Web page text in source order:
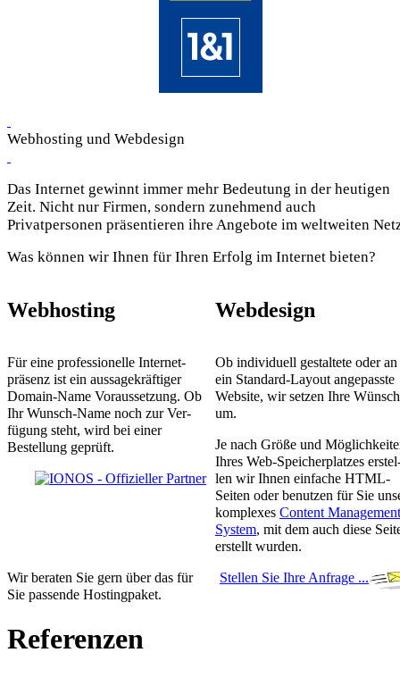
Webhosting und Webdesign
Das Internet gewinnt immer mehr Bedeutung in der heutigen
Zeit. Nicht nur Firmen, sondern zunehmend auch
Privatpersonen präsentieren ihre Angebote im weltweiten
Was können wir Ihnen für Ihren Erfolg im Internet bieten?
Webhosting Webdesign
Für eine profes­sionelle In­ter­net­
präsenz ist ein aus­sage­kräftiger
Domain-Name Voraus­setzung. Ob
Ihr Wunsch-Name noch zur Ver­
fügung steht, wird bei einer
Bestellung geprüft.
Ob indivi­duell gestal­tete oder an
ein Standard-Layout ange­passte
Web­site, wir setzen Ihre
um.
Je nach Größe und
Ihres Web-Speicher­platzes
len wir Ihnen ein­fache HTML-
Seiten oder benutzen für Sie
kom­ple­xes Con­tent Ma­na­ge­ment
System, mit dem auch diese
erstellt wurden.
Wir beraten Sie gern über das für
Sie pas­sende Hosting­paket.
Stellen Sie Ihre Anfrage ...
Referenzen